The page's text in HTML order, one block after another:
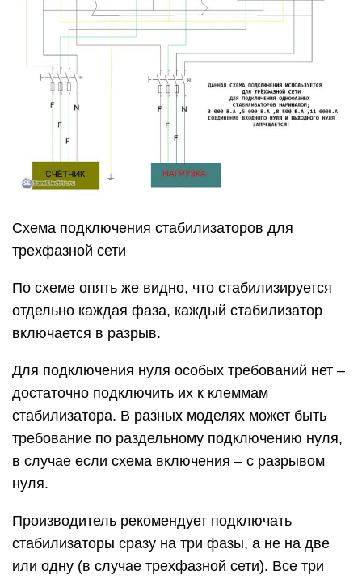
Схема подключения стабилизаторов для
трехфазной сети
По схеме опять же видно, что стабилизируется
отдельно каждая фаза, каждый стабилизатор
включается в разрыв.
Для подключения нуля особых требований нет –
достаточно подключить их к клеммам
стабилизатора. В разных моделях может быть
требование по раздельному подключению нуля,
в случае если схема включения – с разрывом
нуля.
Производитель рекомендует подключать
стабилизаторы сразу на три фазы, а не на две
или одну (в случае трехфазной сети). Все три